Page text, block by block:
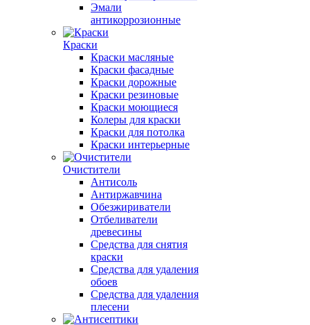
Эмали
антикоррозионные
Краски
Краски масляные
Краски фасадные
Краски дорожные
Краски резиновые
Краски моющиеся
Колеры для краски
Краски для потолка
Краски интерьерные
Очистители
Антисоль
Антиржавчина
Обезжириватели
Отбеливатели
древесины
Средства для снятия
краски
Средства для удаления
обоев
Средства для удаления
плесени